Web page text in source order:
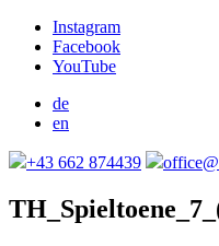
Instagram
Facebook
YouTube
de
en
+43 662 874439